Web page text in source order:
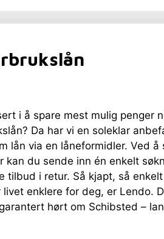
i å spare mest mulig penger
Da har vi en soleklar
lån via en låneformidler. Ved å
kan du sende inn én enkelt
tilbud i retur. Så kjapt, så
enklere for deg, er Lendo.
hørt om Schibsted –